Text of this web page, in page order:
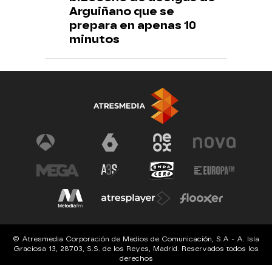
Arguiñano que se
prepara en apenas 10
minutos
© Atresmedia Corporación de Medios de Comunicación, S.A - A. Isla
Graciosa 13, 28703, S.S. de los Reyes, Madrid. Reservados todos los
derechos